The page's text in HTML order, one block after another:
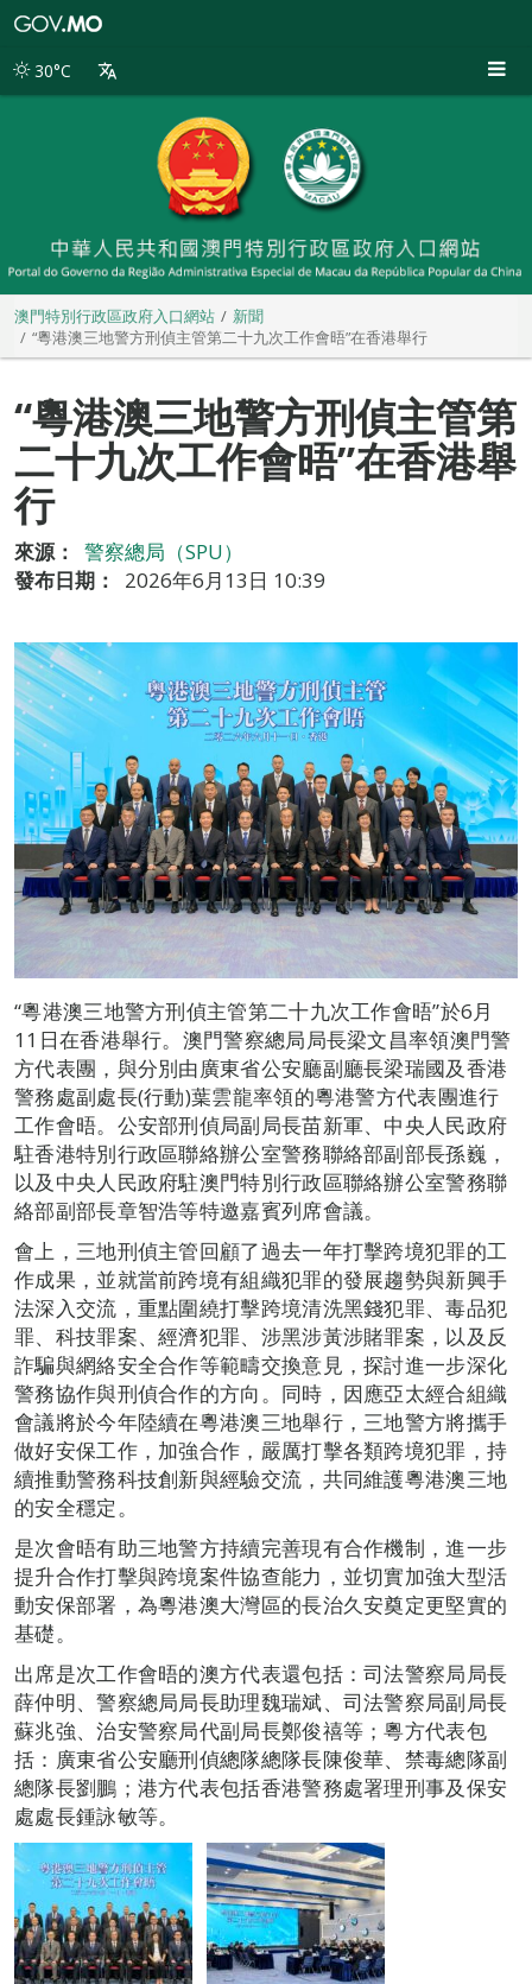
別
30°C
澳門特別行政區政府入口網站
新聞
“粵港澳三地警方刑偵主管第二十九次工作會晤”在香港舉行
“粵港澳三地警方刑偵主管第
二十九次工作會晤”在香港舉
行
來源：
警察總局（SPU）
發布日期：
2026年6月13日 10:39
“粵港澳三地警方刑偵主管第二十九次工作會晤”於6月
11日在香港舉行。澳門警察總局局長梁文昌率領澳門警
方代表團，與分別由廣東省公安廳副廳長梁瑞國及香港
警務處副處長(行動)葉雲龍率領的粵港警方代表團進行
工作會晤。公安部刑偵局副局長苗新軍、中央人民政府
駐香港特別行政區聯絡辦公室警務聯絡部副部長孫巍，
以及中央人民政府駐澳門特別行政區聯絡辦公室警務聯
絡部副部長章智浩等特邀嘉賓列席會議。
會上，三地刑偵主管回顧了過去一年打擊跨境犯罪的工
作成果，並就當前跨境有組織犯罪的發展趨勢與新興手
法深入交流，重點圍繞打擊跨境清洗黑錢犯罪、毒品犯
罪、科技罪案、經濟犯罪、涉黑涉黃涉賭罪案，以及反
詐騙與網絡安全合作等範疇交換意見，探討進一步深化
警務協作與刑偵合作的方向。同時，因應亞太經合組織
會議將於今年陸續在粵港澳三地舉行，三地警方將攜手
做好安保工作，加強合作，嚴厲打擊各類跨境犯罪，持
續推動警務科技創新與經驗交流，共同維護粵港澳三地
的安全穩定。
是次會晤有助三地警方持續完善現有合作機制，進一步
提升合作打擊與跨境案件協查能力，並切實加強大型活
動安保部署，為粵港澳大灣區的長治久安奠定更堅實的
基礎。
出席是次工作會晤的澳方代表還包括：司法警察局局長
薛仲明、警察總局局長助理魏瑞斌、司法警察局副局長
蘇兆強、治安警察局代副局長鄭俊禧等；粵方代表包
括：廣東省公安廳刑偵總隊總隊長陳俊華、禁毒總隊副
總隊長劉鵬；港方代表包括香港警務處署理刑事及保安
處處長鍾詠敏等。